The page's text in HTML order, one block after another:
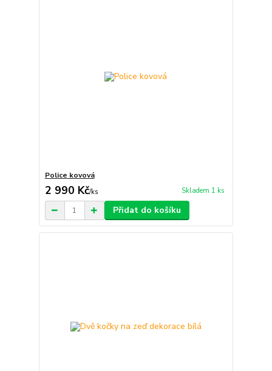
Police kovová
2 990 Kč/ks Skladem 1 ks
Přidat do košíku